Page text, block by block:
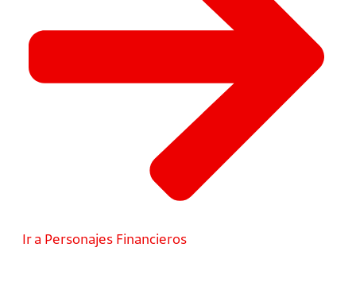
Ir a Personajes Financieros